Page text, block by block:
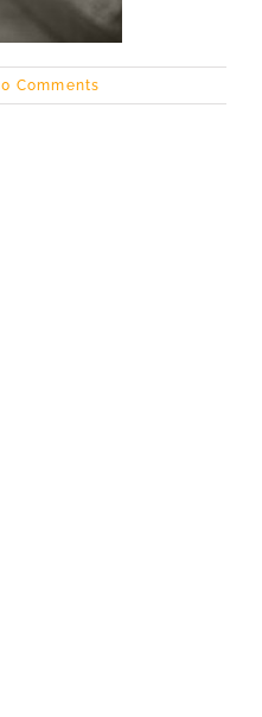
0 Comments